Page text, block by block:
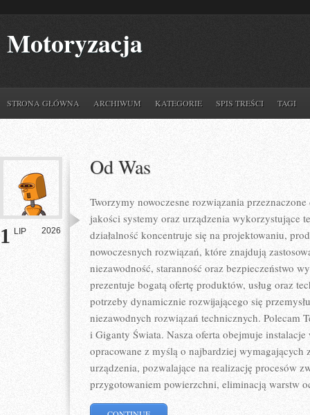
Motoryzacja
STRONA GŁÓWNA ARCHIWUM KATEGORIE SPIS TREŚCI TAGI
1 LIP 2026
Od Was
Tworzymy nowoczesne rozwiązania
jakości systemy oraz urządzenia wykorzystujące
działalność koncentruje się na projektowaniu,
nowoczesnych rozwiązań, które znajdują
niezawodność, staranność oraz bezpieczeństwo
prezentuje bogatą ofertę produktów, usług oraz
potrzeby dynamicznie rozwijającego się
niezawodnych rozwiązań technicznych. Polecam
i Giganty Świata. Nasza oferta obejmuje
opracowane z myślą o najbardziej wymagających
urządzenia, pozwalające na realizację procesów
przygotowaniem powierzchni, eliminacją warstw